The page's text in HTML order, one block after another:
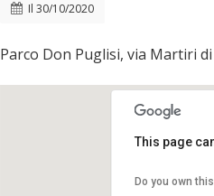
Il 30/10/2020
Parco Don Puglisi, via Martiri
This page
Do you own